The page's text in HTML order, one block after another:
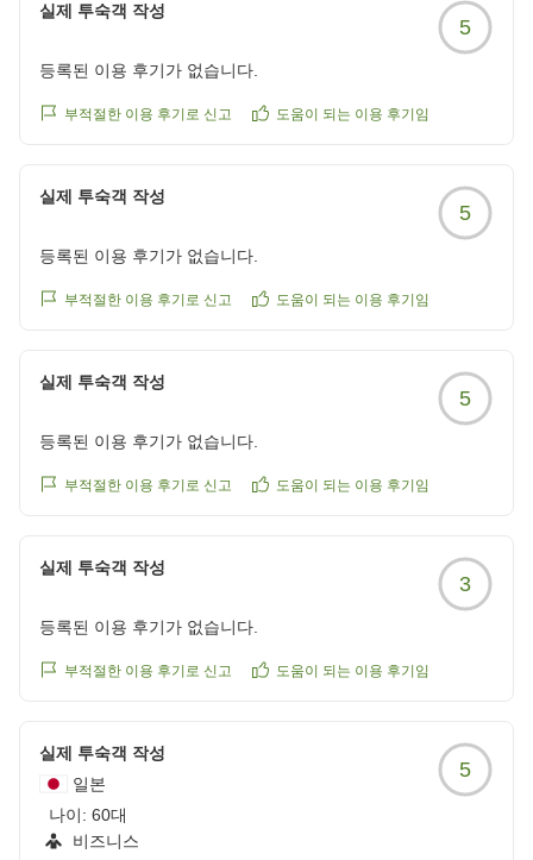
실제 투숙객 작성
5
등록된 이용 후기가 없습니다.
부적절한 이용 후기로 신고 도움이 되는 이용 후기임
실제 투숙객 작성
5
등록된 이용 후기가 없습니다.
부적절한 이용 후기로 신고 도움이 되는 이용 후기임
실제 투숙객 작성
5
등록된 이용 후기가 없습니다.
부적절한 이용 후기로 신고 도움이 되는 이용 후기임
실제 투숙객 작성
3
등록된 이용 후기가 없습니다.
부적절한 이용 후기로 신고 도움이 되는 이용 후기임
실제 투숙객 작성
일본
나이: 60대
비즈니스
5